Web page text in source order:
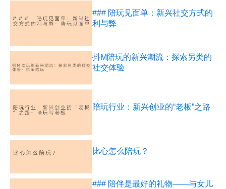
### 陪玩见面单：新兴社交方式的
利与弊
抖M陪玩的新兴潮流：探索另类的
社交体验
陪玩行业：新兴创业的“老板”之路
比心怎么陪玩？
### 陪伴是最好的礼物——与女儿